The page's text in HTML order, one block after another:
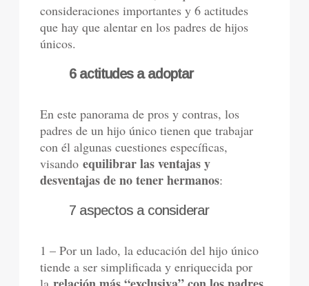
consideraciones importantes y 6 actitudes
que hay que alentar en los padres de hijos
únicos.
6 actitudes a adoptar
En este panorama de pros y contras, los
padres de un hijo único tienen que trabajar
con él algunas cuestiones específicas,
visando equilibrar las ventajas y
desventajas de no tener hermanos:
7 aspectos a considerar
1 – Por un lado, la educación del hijo único
tiende a ser simplificada y enriquecida por